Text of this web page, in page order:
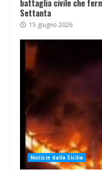
battaglia civile che
Settanta
15 giugno 2026
Notizie dalla Sicilia